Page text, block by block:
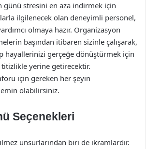
günü stresini en aza indirmek için
ilgilenecek olan deneyimli personel,
olmaya hazır. Organizasyon
başından itibaren sizinle çalışarak,
hayallerinizi gerçeğe dönüştürmek için
titizlikle yerine getirecektir.
için gereken her şeyin
olabilirsiniz.
Seçenekleri
unsurlarından biri de ikramlardır.